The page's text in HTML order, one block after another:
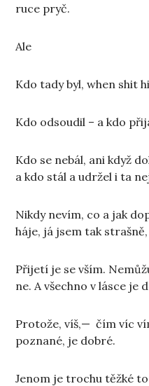
ruce pryč.
Ale
Kdo tady byl, when shit
Kdo odsoudil – a kdo
Kdo se nebál, ani když
a kdo stál a udržel i ta
Nikdy nevím, co a jak
háje, já jsem tak
Přijetí je se vším.
ne. A všechno v lásce je
Protože, víš,— čím víc
poznané, je dobré.
Jenom je trochu těžké